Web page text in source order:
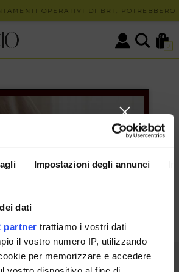
Impostazioni degli annunci
dati
partner trattiamo i vostri dati
il vostro numero IP, utilizzando
per memorizzare e accedere
OPERATIVI DI BRT,
0
ARTICOLO SOLO PRESSO I
IL LACCIO